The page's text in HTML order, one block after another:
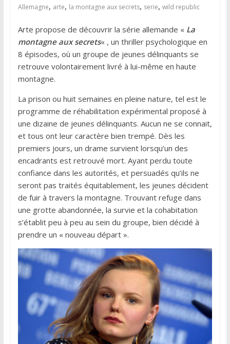
Allemagne, arte, la montagne aux secrets, serie, wild republic
Arte propose de découvrir la série allemande « La
montagne aux secrets« , un thriller psychologique en
8 épisodes, où un groupe de jeunes délinquants se
retrouve volontairement livré à lui-même en haute
montagne.
La prison ou huit semaines en pleine nature, tel est le
programme de réhabilitation expérimental proposé à
une dizaine de jeunes délinquants. Aucun ne se connait,
et tous ont leur caractère bien trempé. Dès les
premiers jours, un drame survient lorsqu’un des
encadrants est retrouvé mort. Ayant perdu toute
confiance dans les autorités, et persuadés qu’ils ne
seront pas traités équitablement, les jeunes décident
de fuir à travers la montagne. Trouvant refuge dans
une grotte abandonnée, la survie et la cohabitation
s’établit peu à peu au sein du groupe, bien décidé à
prendre un « nouveau départ ».